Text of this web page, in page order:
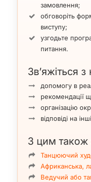
замовлення;
обговоріть
виступу;
узгодьте
питання.
Зв’яжіться
допомогу в
рекомендації
організацію
відповіді на
З цим також
Танцюючий
Африканська,
Ведучий або